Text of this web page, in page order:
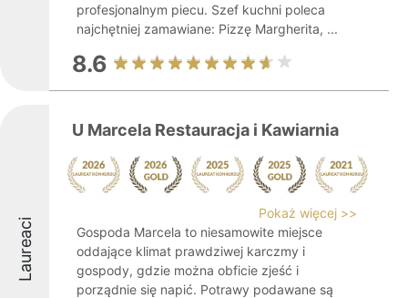
profesjonalnym piecu. Szef kuchni poleca
najchętniej zamawiane: Pizzę Margherita, ...
8.6
Laureaci
U Marcela Restauracja i Kawiarnia
Pokaż więcej >>
Gospoda Marcela to niesamowite miejsce
oddające klimat prawdziwej karczmy i
gospody, gdzie można obficie zjeść i
porządnie się napić. Potrawy podawane są